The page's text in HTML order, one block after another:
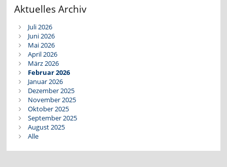
Aktuelles Archiv
Juli 2026
Juni 2026
Mai 2026
April 2026
März 2026
Februar 2026
Januar 2026
Dezember 2025
November 2025
Oktober 2025
September 2025
August 2025
Alle